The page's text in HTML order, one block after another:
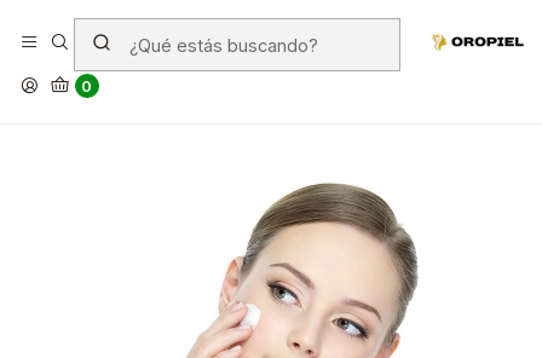
0
¿Para qué sirven las cremas con
colágeno?